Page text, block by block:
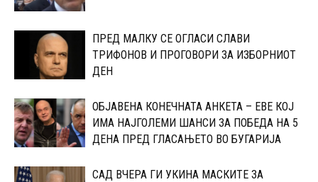
ПРЕД МАЛКУ СЕ ОГЛАСИ СЛАВИ
ТРИФОНОВ И ПРОГОВОРИ ЗА ИЗБОРНИОТ
ДЕН
ОБЈАВЕНА КОНЕЧНАТА АНКЕТА – ЕВЕ КОЈ
ИМА НАЈГОЛЕМИ ШАНСИ ЗА ПОБЕДА НА 5
ДЕНА ПРЕД ГЛАСАЊЕТО ВО БУГАРИЈА
САД ВЧЕРА ГИ УКИНА МАСКИТЕ ЗА